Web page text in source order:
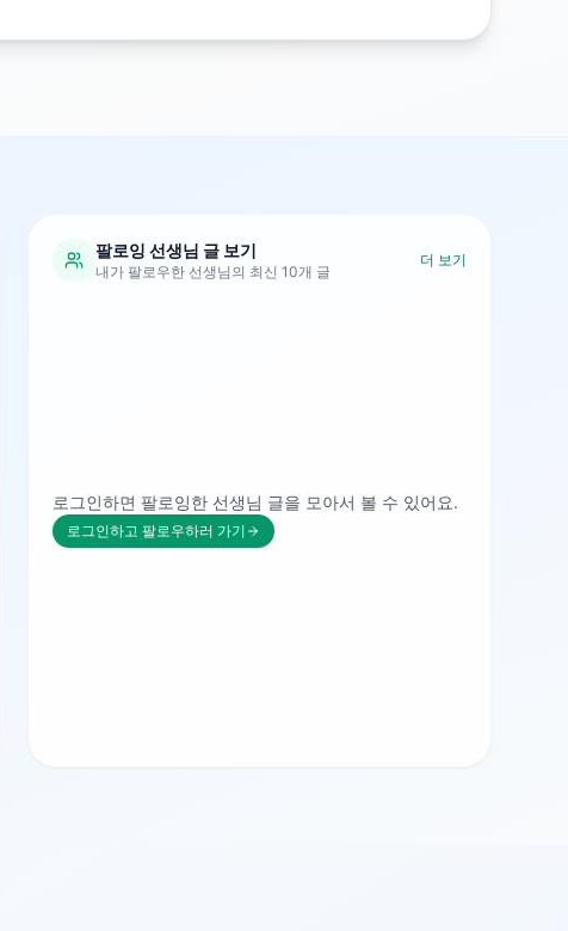
팔로잉 선생님 글 보기
내가 팔로우한 선생님의 최신 10개 글
더 보기
로그인하면 팔로잉한 선생님 글을 모아서 볼 수 있어요.
로그인하고 팔로우하러 가기